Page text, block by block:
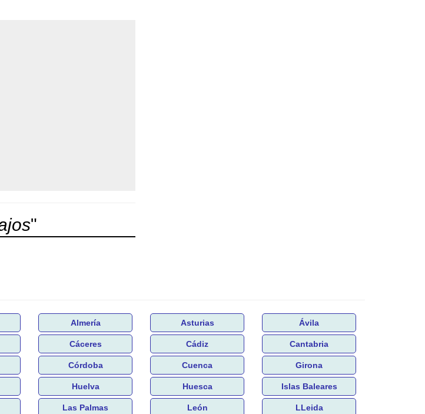
"
Almería Asturias Ávila
Cáceres Cádiz Cantabria
Córdoba Cuenca Girona
Huelva Huesca Islas Baleares
Las Palmas León LLeida